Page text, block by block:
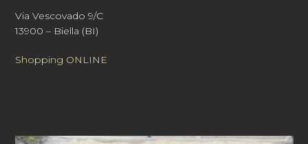
Via Vescovado 9/C
13900 – Biella (BI)
Shopping ONLINE